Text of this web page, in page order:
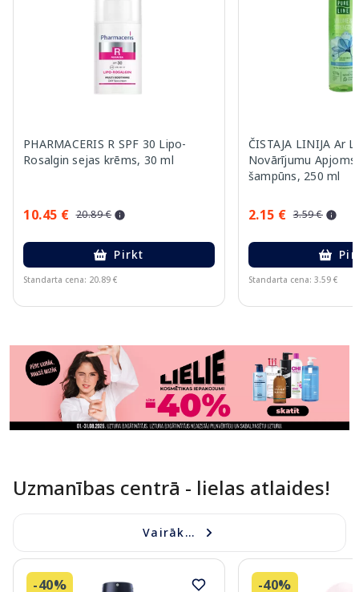
PHARMACERIS R SPF 30 Lipo-
Rosalgin sejas krēms, 30 ml
10.45 € 20.89 €
Pirkt
Standarta cena: 20.89 €
ČISTAJA LINIJA Ar
Novārījumu Apjoms
šampūns, 250 ml
2.15 € 3.59 €
Standarta cena: 3.59 €
Uzmanības centrā - lielas atlaides!
Vairāk...
-40% -40%